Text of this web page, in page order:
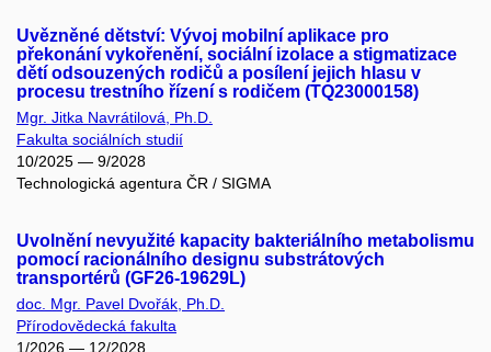
Uvězněné dětství: Vývoj mobilní aplikace pro
překonání vykořenění, sociální izolace a stigmatizace
dětí odsouzených rodičů a posílení jejich hlasu v
procesu trestního řízení s rodičem (TQ23000158)
Mgr. Jitka Navrátilová, Ph.D.
Fakulta sociálních studií
10/2025 — 9/2028
Technologická agentura ČR / SIGMA
Uvolnění nevyužité kapacity bakteriálního metabolismu
pomocí racionálního designu substrátových
transportérů (GF26-19629L)
doc. Mgr. Pavel Dvořák, Ph.D.
Přírodovědecká fakulta
1/2026 — 12/2028